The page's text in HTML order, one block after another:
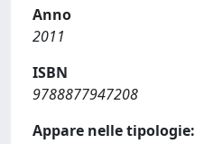
Anno
2011
ISBN
9788877947208
Appare nelle tipologie: